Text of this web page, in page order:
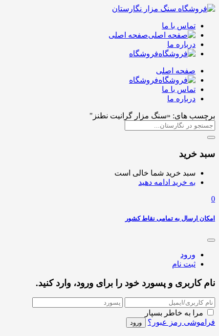
تماس با ما
صفحه اصلی
درباره ما
فروشگاه
صفحه اصلی
فروشگاه
تماس با ما
درباره ما
برچسب های: «سنگ مزار گرانیت نطنز"
سبد خرید
سبد خرید شما خالی است
به خرید ادامه دهید
0
امکان ارسال به تمامی نقاط کشور
ورود
ثبت نام
نام کاربری و پسورد خود را برای ورود، وارد کنید.
مرا به خاطر بسپار
فراموشی رمز عبور؟